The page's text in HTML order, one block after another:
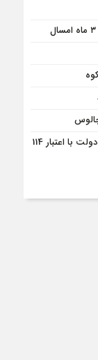
کلنگ‌زنی 5 پروژه کشاورزی محمودآباد در هفته دولت با اعتبار 114